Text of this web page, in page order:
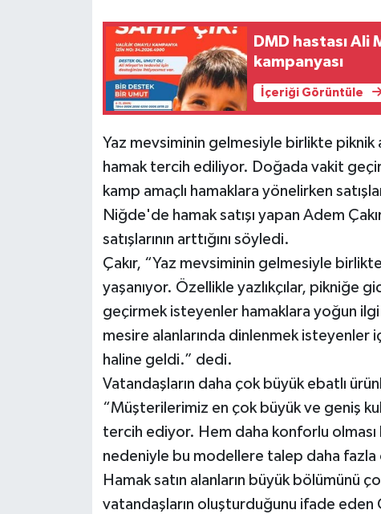
DMD hastası Ali
kampanyası
İçeriği Görüntüle
Yaz mevsiminin gelmesiyle birlikte
hamak tercih ediliyor. Doğada vakit
kamp amaçlı hamaklara yönelirken
Niğde'de hamak satışı yapan Adem
satışlarının arttığını söyledi.
Çakır, “Yaz mevsiminin gelmesiyle
yaşanıyor. Özellikle yazlıkçılar, pikniğe
geçirmek isteyenler hamaklara yoğun
mesire alanlarında dinlenmek isteyenler
haline geldi.” dedi.
Vatandaşların daha çok büyük ebatlı
“Müşterilerimiz en çok büyük ve geniş
tercih ediyor. Hem daha konforlu
nedeniyle bu modellere talep daha
Hamak satın alanların büyük bölümünü
vatandaşların oluşturduğunu ifade eden